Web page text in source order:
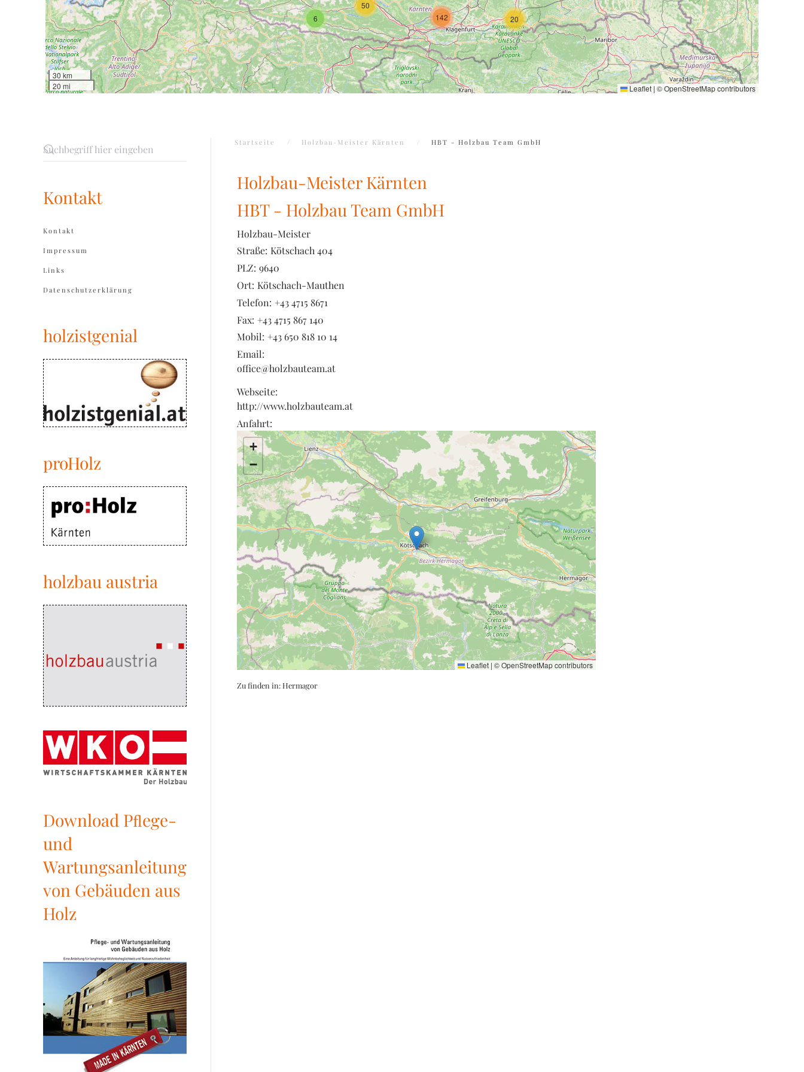
6 20
50
142
30 km
20 mi
Leaflet | ©OpenStreetMapcontributors
Startseite Holzbau-Meister Kärnten HBT - Holzbau Team GmbH
Holzbau-Meister Kärnten
HBT - Holzbau Team GmbH
Holzbau-Meister
Straße: Kötschach 404
PLZ: 9640
Ort: Kötschach-Mauthen
Telefon: +43 4715 8671
Fax: +43 4715 867 140
Mobil: +43 650 818 10 14
Email:
office@holzbauteam.at
Webseite:
http://www.holzbauteam.at
Anfahrt:
+
−
Leaflet | ©OpenStreetMapcontributors
Zu finden in:Hermagor
Kontakt
Kontakt
Impressum
Links
Datenschutzerklärung
holzistgenial
proHolz
holzbau austria
Download Pﬂege-
und
Wartungsanleitung
von Gebäuden aus
Holz